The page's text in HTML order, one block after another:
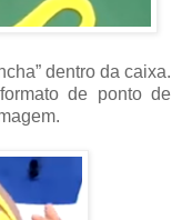
dentro da caixa.
de ponto de